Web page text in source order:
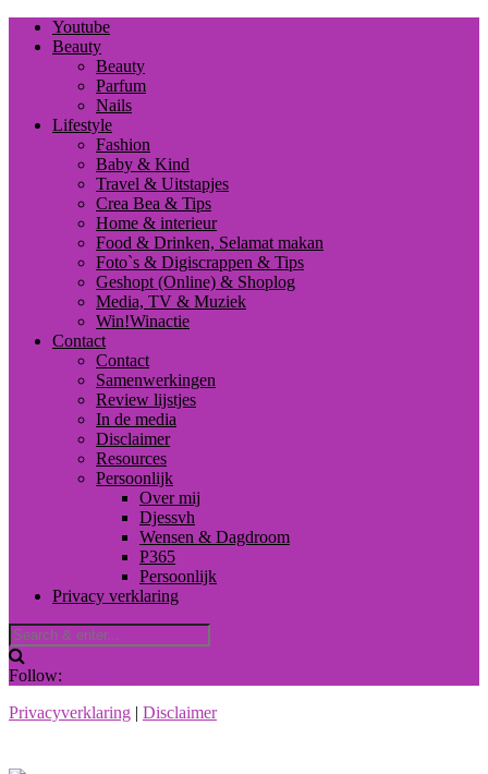
Youtube
Beauty
Beauty
Parfum
Nails
Lifestyle
Fashion
Baby & Kind
Travel & Uitstapjes
Crea Bea & Tips
Home & interieur
Food & Drinken, Selamat makan
Foto`s & Digiscrappen & Tips
Geshopt (Online) & Shoplog
Media, TV & Muziek
Win!Winactie
Contact
Contact
Samenwerkingen
Review lijstjes
In de media
Disclaimer
Resources
Persoonlijk
Over mij
Djessvh
Wensen & Dagdroom
P365
Persoonlijk
Privacy verklaring
Follow:
Privacyverklaring | Disclaimer